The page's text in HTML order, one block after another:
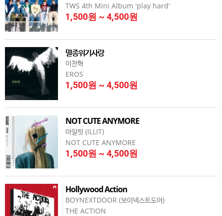
TWS 4th Mini Album 'play hard'
1,500원 ~ 4,500원
멸종위기사랑
이찬혁
EROS
1,500원 ~ 4,500원
NOT CUTE ANYMORE
아일릿 (ILLIT)
NOT CUTE ANYMORE
1,500원 ~ 4,500원
Hollywood Action
BOYNEXTDOOR (보이넥스트도어)
THE ACTION